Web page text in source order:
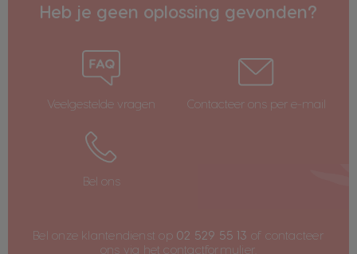
Heb je geen oplossing gevonden?
Veelgestelde vragen Contacteer ons per e-mail
Bel ons
Bel onze klantendienst op 02 529 55 13 of contacteer
ons via hetcontactformulier.